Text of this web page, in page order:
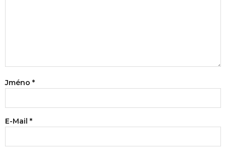
Jméno *
E-Mail *